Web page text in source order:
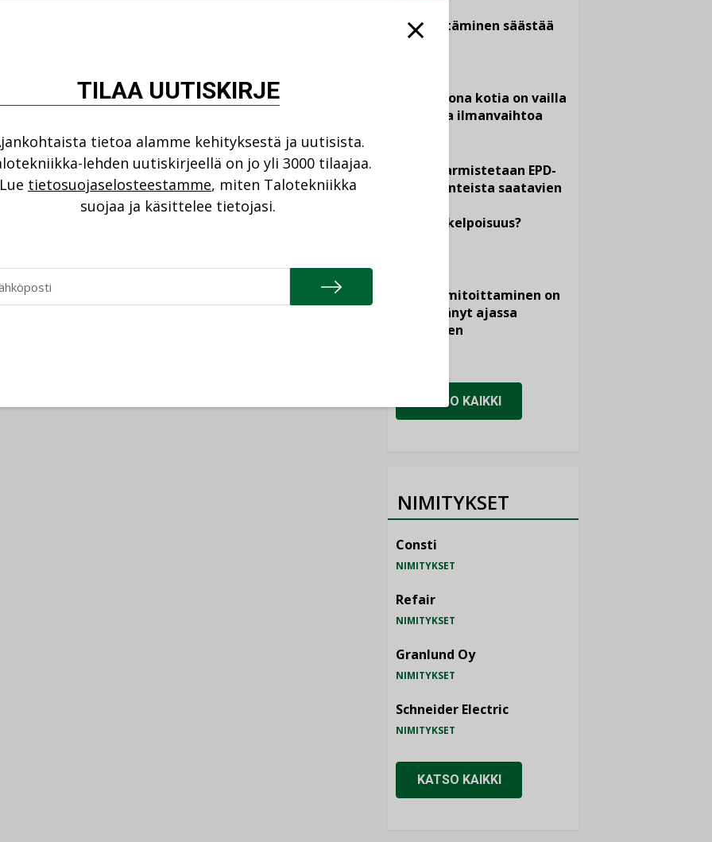
Sähköistäminen säästää
euroja
Yli miljoona kotia on vailla
toimivaa ilmanvaihtoa
Miten varmistetaan EPD-
dokumenteista saatavien
vertailukelpoisuus?
viemärimitoittaminen on
jämähtänyt ajassa
paikalleen
KATSO KAIKKI
NIMITYKSET
Consti
NIMITYKSET
Refair
NIMITYKSET
Granlund Oy
NIMITYKSET
Schneider Electric
NIMITYKSET
KATSO KAIKKI
TILAA UUTISKIRJE
tietoa alamme kehityksestä ja uutisista.
lehden uutiskirjeellä on jo yli 3000 tilaajaa.
Lue tietosuojaselosteestamme, miten Talotekniikka
suojaa ja käsittelee tietojasi.